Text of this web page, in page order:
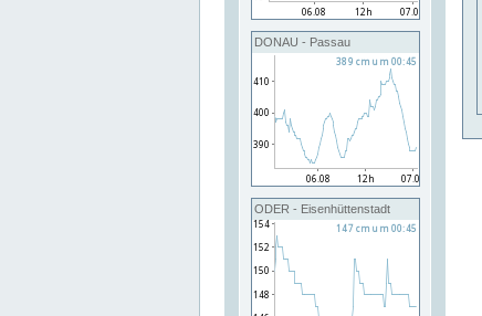
DONAU - Passau
ODER - Eisenhüttenstadt